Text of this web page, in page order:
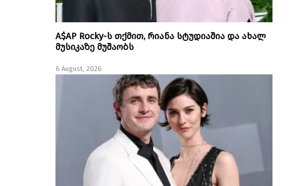
A$AP Rocky-ს თქმით, რიანა სტუდიაშია და ახალ
მუსიკაზე მუშაობს
6 August, 2026